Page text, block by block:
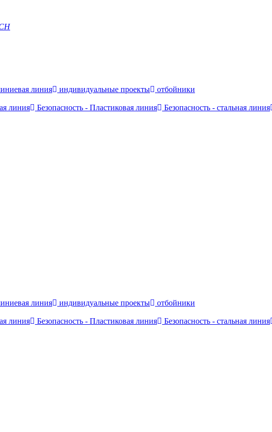
линия индивидуальные проекты
отбойники
линия Безопасность - Пластиковая линия Безопасность - стальная линия
линия индивидуальные проекты
отбойники
линия Безопасность - Пластиковая линия Безопасность - стальная линия